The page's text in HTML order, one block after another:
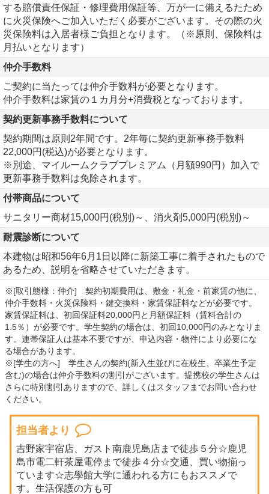
する賠償責任保証・修理費用保証等、万が一に備えるたため
に火災保険へご加入いただく必要がございます。その際の火
災保険料は入居者様ご負担となります。（※原則、保険料は
月払いとなります）
仲介手数料
ご契約に当たっては仲介手数料が必要となります。
仲介手数料は家賃の１カ月分+消費税となっております。
契約更新事務手数料について
契約期間は原則2年間です。2年毎に契約更新事務手数料
22,000円(税込)が必要となります。
※別途、マイルームクラブプレミアム（月額990円）加入で
更新事務手数料は免除されます。
付帯商品について
サニタリー商材15,000円(税別)～、消火剤5,000円(税別)～
耐震診断について
本建物は昭和56年6月1日以降に新築工事に着手されたもので
あるため、説明を省略させていただきます。
※[取引態様：仲介] 契約初期費用は、敷金・礼金・前家賃の他に、
仲介手数料・火災保険料・鍵交換料・家賃保証料などが必要です。
家賃保証料は、初回保証料20,000円と月額保証料（賃料合計の
1.5％）が必要です。学生契約の場合は、初回10,000円のみとなりま
す。連帯保証人は基本不要ですが、申込内容・物件により必要にな
る場合があります。
※[学生の方へ] 学生さんの契約(新入生並びに在校生、卒業生予定
含む)の場合は仲介手数料の割引がございます。提携校の学生さんは
さらに特別割引ありますので、詳しくはスタッフまでお問い合わせ
ください。
担当者より
吉野家宇宿店、ガスト南鹿児島店まで徒歩５分☆鹿児
島市電二軒茶屋電停まで徒歩４分☆交通、買い物揃っ
ています☆志學館大学に通われる方にもおススメで
す。生活保護の方も可